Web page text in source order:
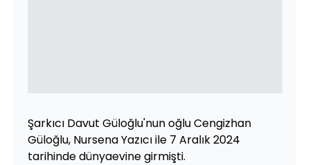
Şarkıcı Davut Güloğlu'nun oğlu Cengizhan
Güloğlu, Nursena Yazıcı ile 7 Aralık 2024
tarihinde dünyaevine girmişti.